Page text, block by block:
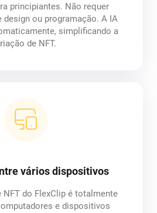
principiantes. Não requer
design ou programação. A IA
simplificando a
de NFT.
vários dispositivos
NFT do FlexClip é totalmente
e dispositivos